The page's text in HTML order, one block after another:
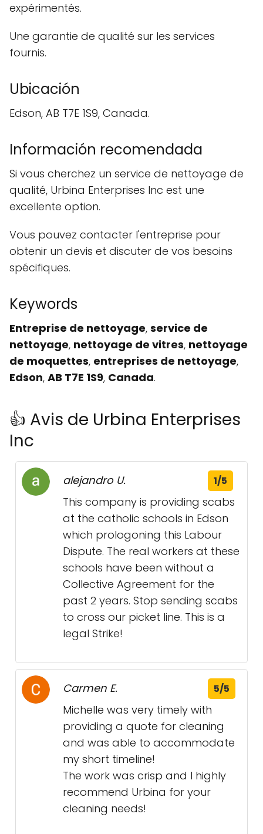
expérimentés.
Une garantie de qualité sur les services
fournis.
Ubicación
Edson, AB T7E 1S9, Canada.
Información recomendada
Si vous cherchez un service de nettoyage de
qualité, Urbina Enterprises Inc est une
excellente option.
Vous pouvez contacter l'entreprise pour
obtenir un devis et discuter de vos besoins
spécifiques.
Keywords
Entreprise de nettoyage, service de
nettoyage, nettoyage de vitres, nettoyage
de moquettes, entreprises de nettoyage,
Edson, AB T7E 1S9, Canada.
👍 Avis de Urbina Enterprises
Inc
alejandro U. 1/5
This company is providing scabs
at the catholic schools in Edson
which prologoning this Labour
Dispute. The real workers at these
schools have been without a
Collective Agreement for the
past 2 years. Stop sending scabs
to cross our picket line. This is a
legal Strike!
Carmen E. 5/5
Michelle was very timely with
providing a quote for cleaning
and was able to accommodate
my short timeline!
The work was crisp and I highly
recommend Urbina for your
cleaning needs!